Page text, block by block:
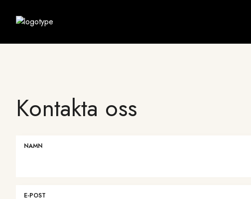
content
Kontakta oss
NAMN
E-POST